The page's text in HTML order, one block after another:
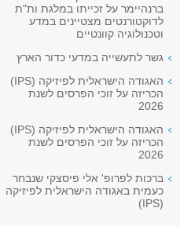
ברנהיימר על זכייתו במלגת ות"ת
לדוקטורנטים מצטיינים במדע
וטכנולוגיה קוונטיים
גשר לתעשייה במדעי כדור הארץ
האגודה הישראלית לפיזיקה (IPS)
הכריזה על זוכי הפרסים לשנת
2026
האגודה הישראלית לפיזיקה (IPS)
הכריזה על זוכי הפרסים לשנת
2026
ברכות לפרופ' אלי פיסצקי שנבחר
כעמית באגודה הישראלית לפיזיקה
(IPS)